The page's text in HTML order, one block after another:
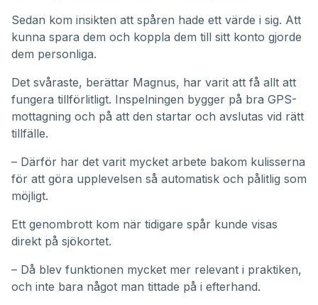
Sedan kom insikten att spåren hade ett värde i sig. Att
kunna spara dem och koppla dem till sitt konto gjorde
dem personliga.
Det svåraste, berättar Magnus, har varit att få allt att
fungera tillförlitligt. Inspelningen bygger på bra GPS-
mottagning och på att den startar och avslutas vid rätt
tillfälle.
– Därför har det varit mycket arbete bakom kulisserna
för att göra upplevelsen så automatisk och pålitlig som
möjligt.
Ett genombrott kom när tidigare spår kunde visas
direkt på sjökortet.
– Då blev funktionen mycket mer relevant i praktiken,
och inte bara något man tittade på i efterhand.